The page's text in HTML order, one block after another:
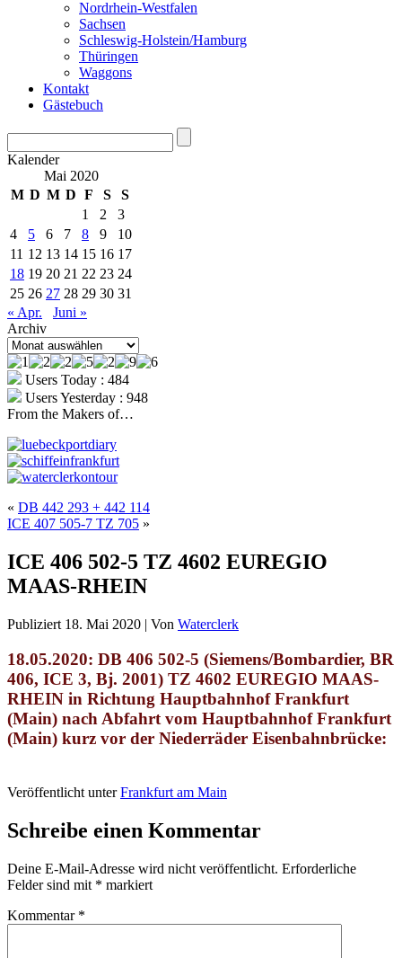
Nordrhein-Westfalen
Sachsen
Schleswig-Holstein/Hamburg
Thüringen
Waggons
Kontakt
Gästebuch
Kalender
Mai 2020
M D M D F S
S
1
2
3
4
5 6 7 8 9
10
11 12 13 14 15 16 17
18 19 20 21 22 23 24
25 26 27 28 29 30 31
« Apr.
Juni »
Archiv
Archiv
Users Today : 484
Users Yesterday : 948
From the Makers of…
« DB 442 293 + 442 114
ICE 407 505-7 TZ 705 »
ICE 406 502-5 TZ 4602 EUREGIO
MAAS-RHEIN
Publiziert 18. Mai 2020 | Von Waterclerk
18.05.2020: DB 406 502-5 (Siemens/Bombardier, BR
406, ICE 3, Bj. 2001) TZ 4602 EUREGIO MAAS-
RHEIN in Richtung Hauptbahnhof Frankfurt
(Main) nach Abfahrt vom Hauptbahnhof Frankfurt
(Main) kurz vor der Niederräder Eisenbahnbrücke:
Veröffentlicht unter Frankfurt am Main
Schreibe einen Kommentar
Deine E-Mail-Adresse wird nicht veröffentlicht. Erforderliche
Felder sind mit * markiert
Kommentar *